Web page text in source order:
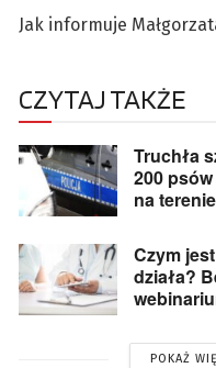
Jak informuje
CZYTAJ TAKŻE
Truchła
200
na
Czym
działa?
POKAŻ